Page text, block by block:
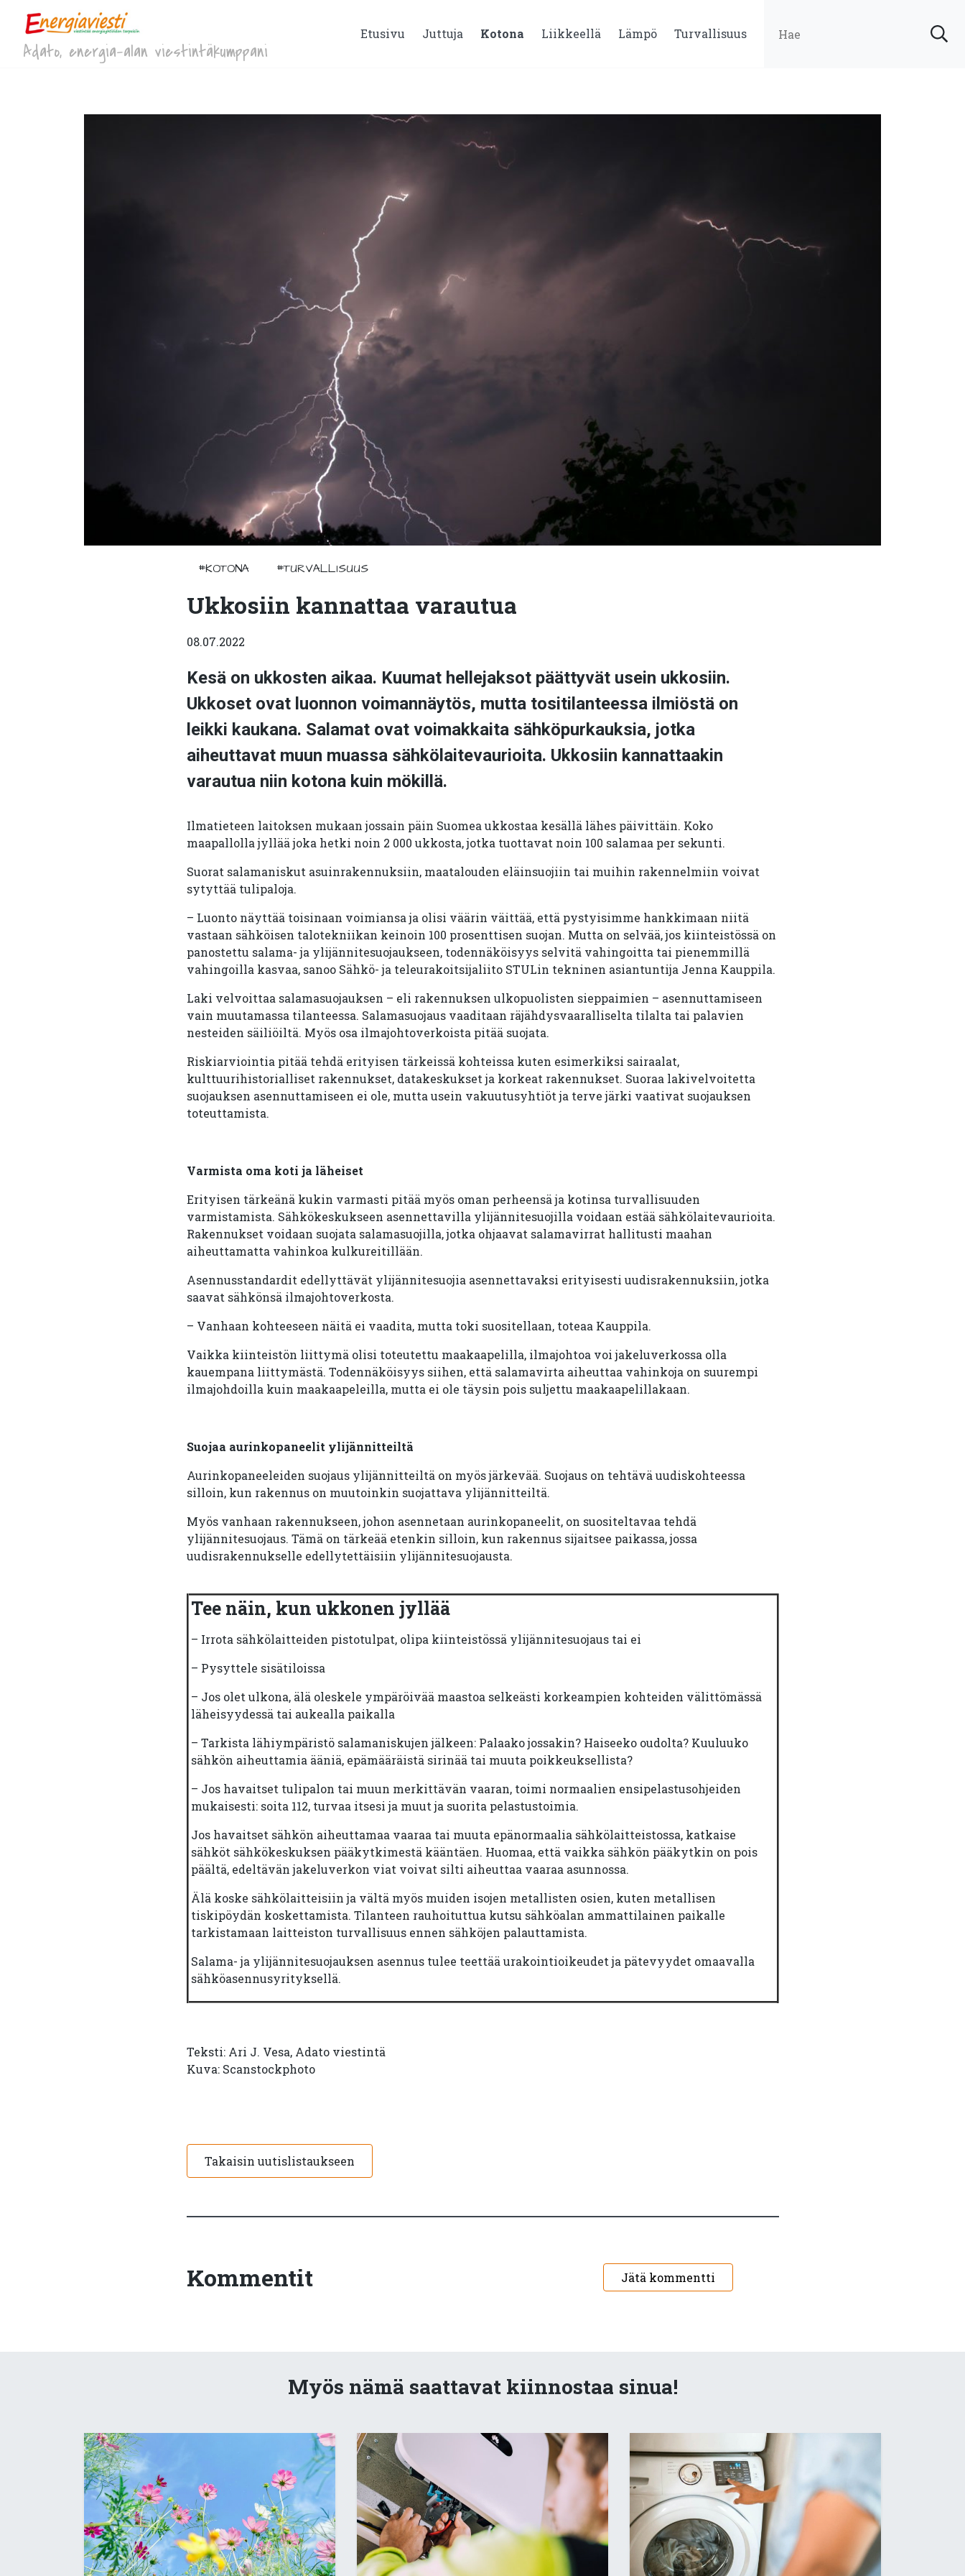
Adato, energia-alan viestintäkumppani
Etusivu Juttuja Kotona Liikkeellä Lämpö Turvallisuus
#KOTONA #TURVALLISUUS
Ukkosiin kannattaa varautua
08.07.2022
Kesä on ukkosten aikaa. Kuumat hellejaksot päättyvät usein ukkosiin.
Ukkoset ovat luonnon voimannäytös, mutta tositilanteessa ilmiöstä on
leikki kaukana. Salamat ovat voimakkaita sähköpurkauksia, jotka
aiheuttavat muun muassa sähkölaitevaurioita. Ukkosiin kannattaakin
varautua niin kotona kuin mökillä.
Ilmatieteen laitoksen mukaan jossain päin Suomea ukkostaa kesällä lähes päivittäin. Koko
maapallolla jyllää joka hetki noin 2 000 ukkosta, jotka tuottavat noin 100 salamaa per sekunti.
Suorat salamaniskut asuinrakennuksiin, maatalouden eläinsuojiin tai muihin rakennelmiin voivat
sytyttää tulipaloja.
– Luonto näyttää toisinaan voimiansa ja olisi väärin väittää, että pystyisimme hankkimaan niitä
vastaan sähköisen talotekniikan keinoin 100 prosenttisen suojan. Mutta on selvää, jos kiinteistössä on
panostettu salama- ja ylijännitesuojaukseen, todennäköisyys selvitä vahingoitta tai pienemmillä
vahingoilla kasvaa, sanoo Sähkö- ja teleurakoitsijaliito STULin tekninen asiantuntija Jenna Kauppila.
Laki velvoittaa salamasuojauksen – eli rakennuksen ulkopuolisten sieppaimien – asennuttamiseen
vain muutamassa tilanteessa. Salamasuojaus vaaditaan räjähdysvaaralliselta tilalta tai palavien
nesteiden säiliöiltä. Myös osa ilmajohtoverkoista pitää suojata.
Riskiarviointia pitää tehdä erityisen tärkeissä kohteissa kuten esimerkiksi sairaalat,
kulttuurihistorialliset rakennukset, datakeskukset ja korkeat rakennukset. Suoraa lakivelvoitetta
suojauksen asennuttamiseen ei ole, mutta usein vakuutusyhtiöt ja terve järki vaativat suojauksen
toteuttamista.
Varmista oma koti ja läheiset
Erityisen tärkeänä kukin varmasti pitää myös oman perheensä ja kotinsa turvallisuuden
varmistamista. Sähkökeskukseen asennettavilla ylijännitesuojilla voidaan estää sähkölaitevaurioita.
Rakennukset voidaan suojata salamasuojilla, jotka ohjaavat salamavirrat hallitusti maahan
aiheuttamatta vahinkoa kulkureitillään.
Asennusstandardit edellyttävät ylijännitesuojia asennettavaksi erityisesti uudisrakennuksiin, jotka
saavat sähkönsä ilmajohtoverkosta.
– Vanhaan kohteeseen näitä ei vaadita, mutta toki suositellaan, toteaa Kauppila.
Vaikka kiinteistön liittymä olisi toteutettu maakaapelilla, ilmajohtoa voi jakeluverkossa olla
kauempana liittymästä. Todennäköisyys siihen, että salamavirta aiheuttaa vahinkoja on suurempi
ilmajohdoilla kuin maakaapeleilla, mutta ei ole täysin pois suljettu maakaapelillakaan.
Suojaa aurinkopaneelit ylijännitteiltä
Aurinkopaneeleiden suojaus ylijännitteiltä on myös järkevää. Suojaus on tehtävä uudiskohteessa
silloin, kun rakennus on muutoinkin suojattava ylijännitteiltä.
Myös vanhaan rakennukseen, johon asennetaan aurinkopaneelit, on suositeltavaa tehdä
ylijännitesuojaus. Tämä on tärkeää etenkin silloin, kun rakennus sijaitsee paikassa, jossa
uudisrakennukselle edellytettäisiin ylijännitesuojausta.
Tee näin, kun ukkonen jyllää
– Irrota sähkölaitteiden pistotulpat, olipa kiinteistössä ylijännitesuojaus tai ei
– Pysyttele sisätiloissa
– Jos olet ulkona, älä oleskele ympäröivää maastoa selkeästi korkeampien kohteiden välittömässä
läheisyydessä tai aukealla paikalla
– Tarkista lähiympäristö salamaniskujen jälkeen: Palaako jossakin? Haiseeko oudolta? Kuuluuko
sähkön aiheuttamia ääniä, epämääräistä sirinää tai muuta poikkeuksellista?
– Jos havaitset tulipalon tai muun merkittävän vaaran, toimi normaalien ensipelastusohjeiden
mukaisesti: soita 112, turvaa itsesi ja muut ja suorita pelastustoimia.
Jos havaitset sähkön aiheuttamaa vaaraa tai muuta epänormaalia sähkölaitteistossa, katkaise
sähköt sähkökeskuksen pääkytkimestä kääntäen. Huomaa, että vaikka sähkön pääkytkin on pois
päältä, edeltävän jakeluverkon viat voivat silti aiheuttaa vaaraa asunnossa.
Älä koske sähkölaitteisiin ja vältä myös muiden isojen metallisten osien, kuten metallisen
tiskipöydän koskettamista. Tilanteen rauhoituttua kutsu sähköalan ammattilainen paikalle
tarkistamaan laitteiston turvallisuus ennen sähköjen palauttamista.
Salama- ja ylijännitesuojauksen asennus tulee teettää urakointioikeudet ja pätevyydet omaavalla
sähköasennusyrityksellä.
Teksti: Ari J. Vesa, Adato viestintä
Kuva: Scanstockphoto
Takaisin uutislistaukseen
Kommentit Jätä kommentti
Myös nämä saattavat kiinnostaa sinua!